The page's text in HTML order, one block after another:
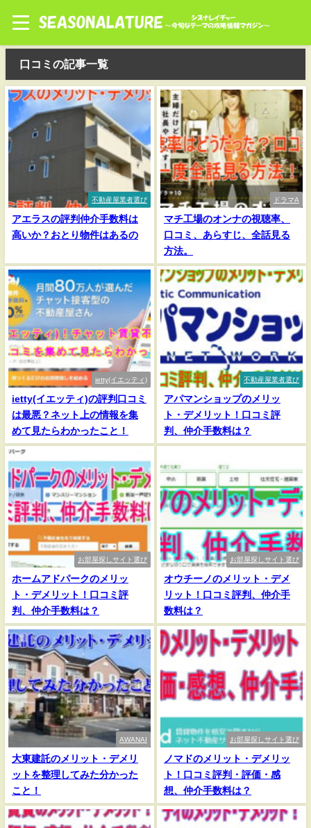
口コミの記事一覧
不動産屋業者選び
アエラスの評判仲介手数料は
高いか？おとり物件はあるの
ドラマA
マチ工場のオンナの視聴率、
口コミ、あらすじ、全話見る
方法。
ietty(イエッティ)
ietty(イエッティ)の評判口コミ
は最悪？ネット上の情報を集
めて見たらわかったこと！
不動産屋業者選び
アパマンショップのメリッ
ト・デメリット！口コミ評
判、仲介手数料は？
お部屋探しサイト選び
ホームアドパークのメリッ
ト・デメリット！口コミ評
判、仲介手数料は？
お部屋探しサイト選び
オウチーノのメリット・デメ
リット！口コミ評判、仲介手
数料は？
AWANAI
大東建託のメリット・デメリ
ットを整理してみた分かった
こと！
お部屋探しサイト選び
ノマドのメリット・デメリッ
ト！口コミ評判・評価・感
想、仲介手数料は？